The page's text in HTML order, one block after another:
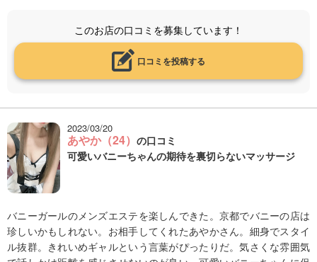
このお店の口コミを募集しています！
口コミを投稿する
2023/03/20
あやか（24） の口コミ
可愛いバニーちゃんの期待を裏切らないマッサージ
バニーガールのメンズエステを楽しんできた。京都でバニーの店は
珍しいかもしれない。お相手してくれたあやかさん。細身でスタイ
ル抜群。きれいめギャルという言葉がぴったりだ。気さくな雰囲気